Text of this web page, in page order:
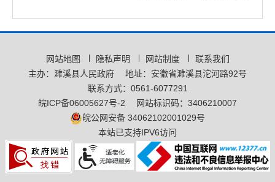
网站地图 隐私声明 网站制度
联系我们
主办：濉溪县人民政府
地址：安徽省濉溪县沱河路92号
联系方式：0561-6077291
皖ICP备06005627号-2
网站标识码：3406210007
皖公网安备 34062102001029号
本站已支持IPV6访问